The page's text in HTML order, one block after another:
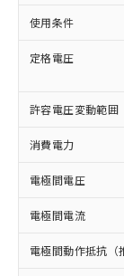
使用条件
定格電圧
許容電圧変動範囲
消費電力
電極間電圧
電極間電流
電極間動作抵抗（
ご利
対
非含有
す。
対応予
有に対